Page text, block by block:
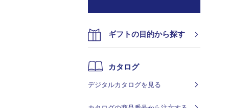
ギフトの目的から探す
カタログ
デジタルカタログを見る